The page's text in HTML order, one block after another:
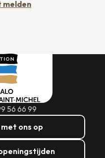
melden
56 66 99
ons op